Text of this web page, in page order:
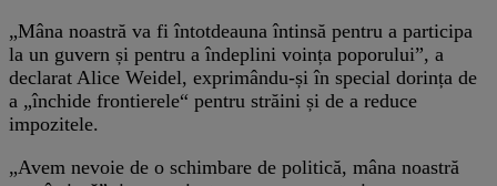
„Mâna noastră va fi întotdeauna întinsă pentru a participa
la un guvern și pentru a îndeplini voința poporului”, a
declarat Alice Weidel, exprimându-și în special dorința de
a „închide frontierele“ pentru străini și de a reduce
impozitele.
„Avem nevoie de o schimbare de politică, mâna noastră